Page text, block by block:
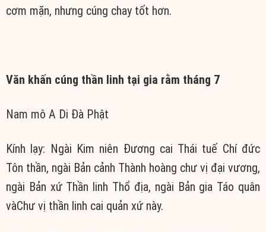
cơm mặn, nhưng cúng chay tốt hơn.
Văn khấn cúng thần linh tại gia rằm tháng 7
Nam mô A Di Đà Phật
Kính lạy: Ngài Kim niên Đương cai Thái tuế Chí đức
Tôn thần, ngài Bản cảnh Thành hoàng chư vị đại vương,
ngài Bản xứ Thần linh Thổ địa, ngài Bản gia Táo quân
vàChư vị thần linh cai quản xứ này.